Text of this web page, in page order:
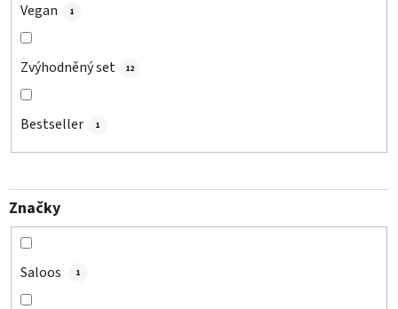
Vegan 1
Zvýhodněný set 12
Bestseller 1
Značky
Saloos 1